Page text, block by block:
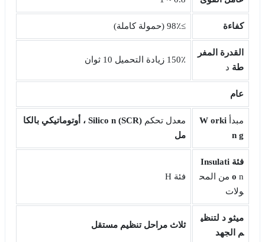
كفاءة ≥98٪ (حمولة كاملة)
القدرة
المفر
طة د
150٪ زيادة التحميل 10 ثوان
عام
مبدأ W orki
n g
معدل تحكم Silico n (SCR) ، أوتوماتيكي بالكا
مل
فئة Insulati
o n من المح
ولات
فئة H
ميثو د لتنظي
م الجهد
ثلاث مراحل تنظيم مستقل